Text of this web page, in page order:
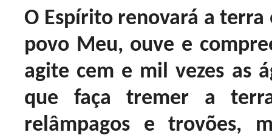
O Espírito renovará a
povo Meu, ouve e
agite cem e mil vezes as
que faça tremer a
relâmpagos e trovões,